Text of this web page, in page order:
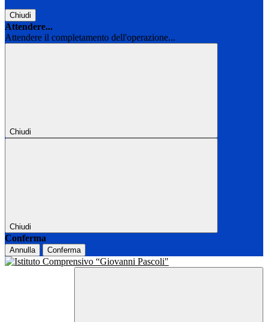
Chiudi
Attendere...
Attendere il completamento dell'operazione...
Chiudi
Chiudi
Conferma
Annulla Conferma